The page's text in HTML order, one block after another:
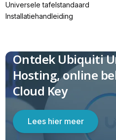
Universele tafelstandaard
Installatiehandleiding
Ontdek Ubiquiti
Hosting, online
Cloud Key
Lees hier meer